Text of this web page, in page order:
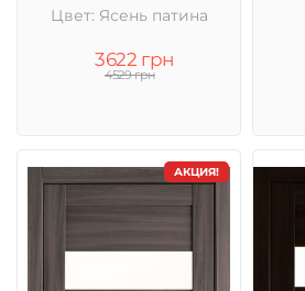
Цвет: Ясень патина
3622 грн
4529 грн
АКЦИЯ!